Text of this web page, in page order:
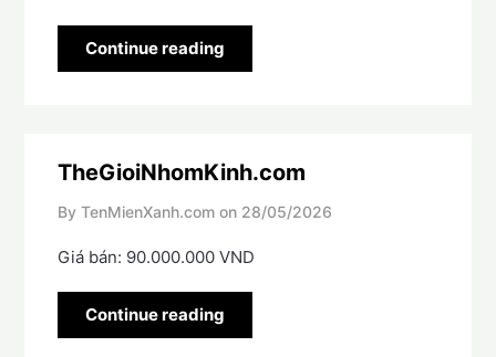
Continue reading
TheGioiNhomKinh.com
By TenMienXanh.com on 28/05/2026
Giá bán: 90.000.000 VND
Continue reading